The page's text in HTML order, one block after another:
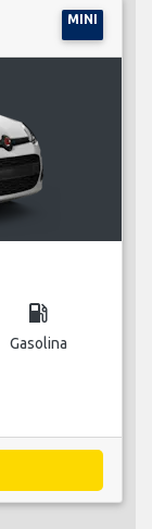
MINI
local_gas_station
Gasolina